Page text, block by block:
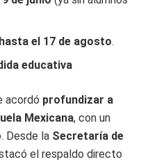
el 17 de agosto.
educativa
acordó profundizar a
Mexicana, con un
Desde la Secretaría de
el respaldo directo